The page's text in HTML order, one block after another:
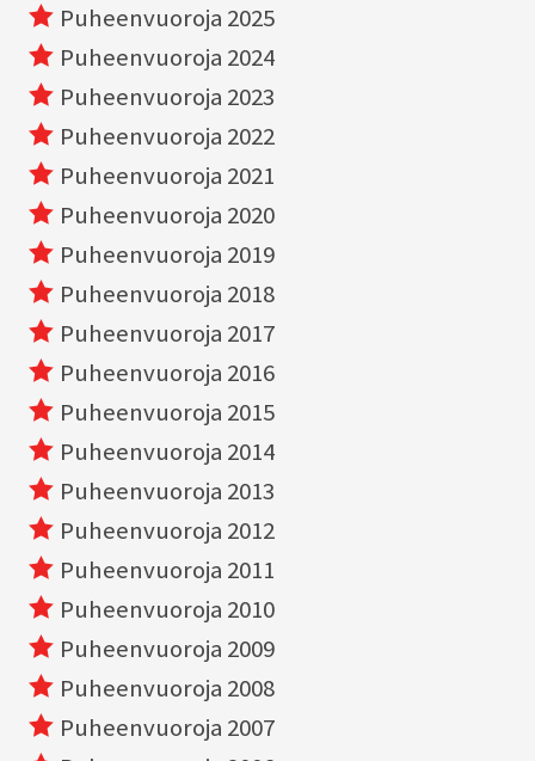
Puheenvuoroja 2025
Puheenvuoroja 2024
Puheenvuoroja 2023
Puheenvuoroja 2022
Puheenvuoroja 2021
Puheenvuoroja 2020
Puheenvuoroja 2019
Puheenvuoroja 2018
Puheenvuoroja 2017
Puheenvuoroja 2016
Puheenvuoroja 2015
Puheenvuoroja 2014
Puheenvuoroja 2013
Puheenvuoroja 2012
Puheenvuoroja 2011
Puheenvuoroja 2010
Puheenvuoroja 2009
Puheenvuoroja 2008
Puheenvuoroja 2007